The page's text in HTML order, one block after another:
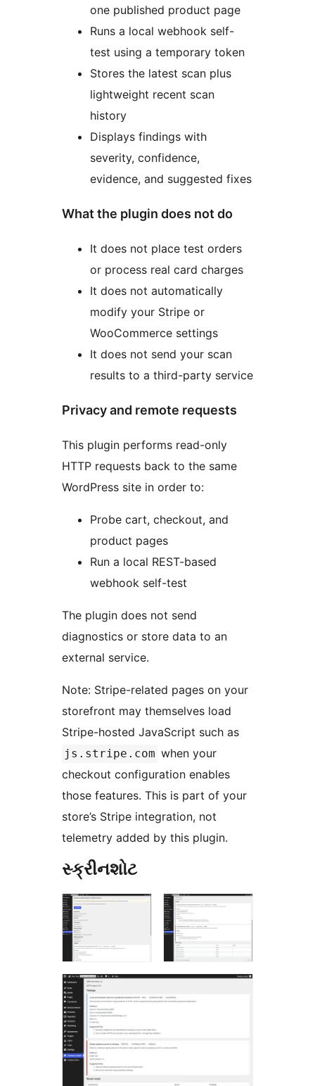
one published product page
Runs a local webhook self-
test using a temporary token
Stores the latest scan plus
lightweight recent scan
history
Displays findings with
severity, confidence,
evidence, and suggested fixes
What the plugin does not do
It does not place test orders
or process real card charges
It does not automatically
modify your Stripe or
WooCommerce settings
It does not send your scan
results to a third-party service
Privacy and remote requests
This plugin performs read-only
HTTP requests back to the same
WordPress site in order to:
Probe cart, checkout, and
product pages
Run a local REST-based
webhook self-test
The plugin does not send
diagnostics or store data to an
external service.
Note: Stripe-related pages on your
storefront may themselves load
Stripe-hosted JavaScript such as
js.stripe.com when your
checkout configuration enables
those features. This is part of your
store’s Stripe integration, not
telemetry added by this plugin.
સ્ક્રીનશોટ